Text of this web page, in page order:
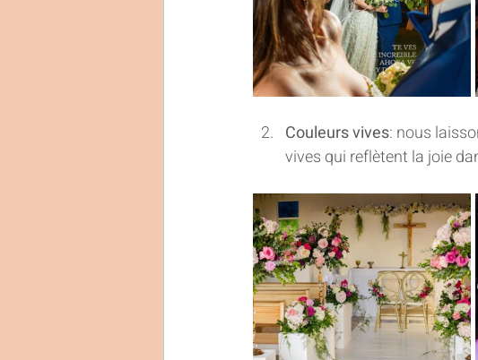
Couleurs vives: nous
vives qui reflètent la joie